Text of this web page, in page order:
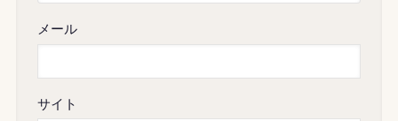
メール
サイト